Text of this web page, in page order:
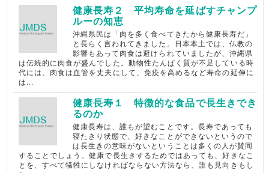
健康長寿２ 平均寿命を延ばすチャンプ
ルーの知恵
沖縄県民は「肉を多く食べてきたから健康長寿だ」
と長らく言われてきました。日本本土では、仏教の
影響もあって肉食は避けられていましたが、沖縄県
は伝統的に肉食が盛んでした。動物性たんぱく質が不足している時
代には、肉食は血管を丈夫にして、免疫を高めるなど寿命の延伸に
は...
健康長寿１ 特徴的な食品で長生きでき
るのか
健康長寿は、誰もが望むことです。長寿であっても
寝たきり状態で、好きなことができないというので
は長生きの意味がないということは多くの人が賛同
することでしょう。健康で長生きするためではあっても、好きなこ
とを、すべて犠牲にしなければならない方法なら、誰も見向きもし